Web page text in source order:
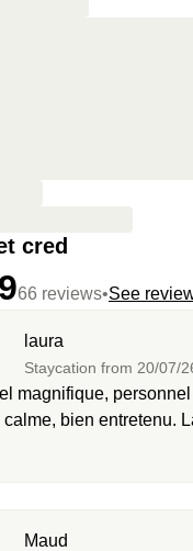
cred
66 reviews•See
laura
Staycation from 20/07/
magnifique,
calme, bien entretenu.
spacieuse et
Maud